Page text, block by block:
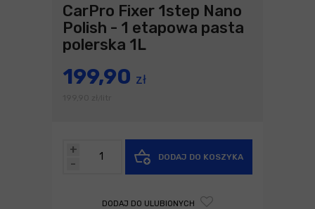
CarPro Fixer 1step Nano
Polish - 1 etapowa pasta
polerska 1L
199,90 zł
-
+
DODAJ DO KOSZYKA
DODAJ DO ULUBIONYCH